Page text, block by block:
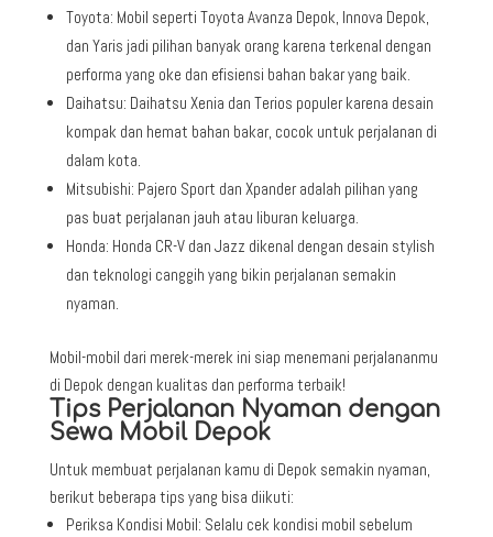
Toyota: Mobil seperti Toyota Avanza Depok, Innova Depok,
dan Yaris jadi pilihan banyak orang karena terkenal dengan
performa yang oke dan efisiensi bahan bakar yang baik.
Daihatsu: Daihatsu Xenia dan Terios populer karena desain
kompak dan hemat bahan bakar, cocok untuk perjalanan di
dalam kota.
Mitsubishi: Pajero Sport dan Xpander adalah pilihan yang
pas buat perjalanan jauh atau liburan keluarga.
Honda: Honda CR-V dan Jazz dikenal dengan desain stylish
dan teknologi canggih yang bikin perjalanan semakin
nyaman.
Mobil-mobil dari merek-merek ini siap menemani perjalananmu
di Depok dengan kualitas dan performa terbaik!
Tips Perjalanan Nyaman dengan
Sewa Mobil Depok
Untuk membuat perjalanan kamu di Depok semakin nyaman,
berikut beberapa tips yang bisa diikuti:
Periksa Kondisi Mobil: Selalu cek kondisi mobil sebelum